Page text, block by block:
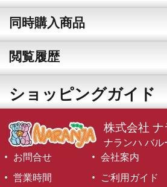
同時購入商品
閲覧履歴
ショッピングガイド
株式会社
ナランハ バ
お問合せ
会社案内
営業時間
ご利用ガイド